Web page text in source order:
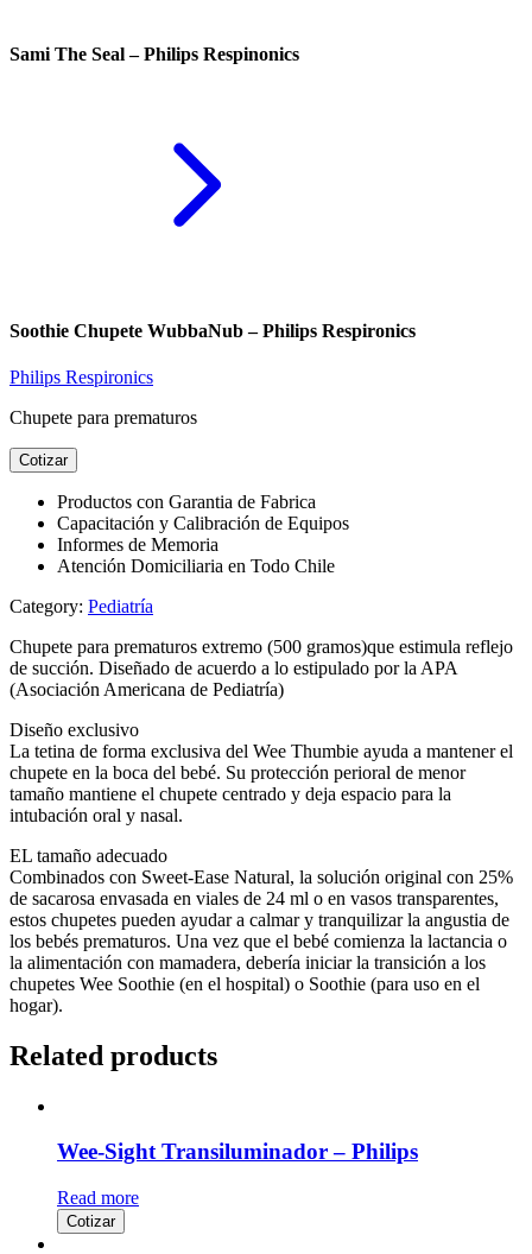
Sami The Seal – Philips Respinonics
Soothie Chupete WubbaNub – Philips Respironics
Philips Respironics
Chupete para prematuros
Cotizar
Productos con Garantia de Fabrica
Capacitación y Calibración de Equipos
Informes de Memoria
Atención Domiciliaria en Todo Chile
Category: Pediatría
Chupete para prematuros extremo (500 gramos)que estimula reflejo
de succión. Diseñado de acuerdo a lo estipulado por la APA
(Asociación Americana de Pediatría)
Diseño exclusivo
La tetina de forma exclusiva del Wee Thumbie ayuda a mantener el
chupete en la boca del bebé. Su protección perioral de menor
tamaño mantiene el chupete centrado y deja espacio para la
intubación oral y nasal.
EL tamaño adecuado
Combinados con Sweet-Ease Natural, la solución original con 25%
de sacarosa envasada en viales de 24 ml o en vasos transparentes,
estos chupetes pueden ayudar a calmar y tranquilizar la angustia de
los bebés prematuros. Una vez que el bebé comienza la lactancia o
la alimentación con mamadera, debería iniciar la transición a los
chupetes Wee Soothie (en el hospital) o Soothie (para uso en el
hogar).
Related products
Wee-Sight Transiluminador – Philips
Read more
Cotizar